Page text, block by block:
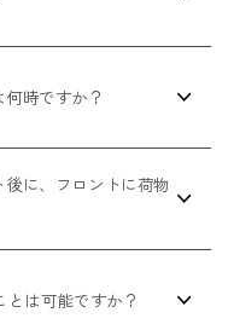
時ですか？
に、フロントに荷物
とは可能ですか？